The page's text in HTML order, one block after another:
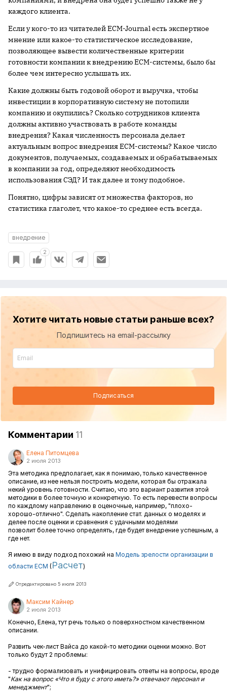
каждого клиента.
Если у кого-то из читателей ECM-Journal есть экспертное
мнение или какое-то статистическое исследование,
позволяющее вывести количественные критерии
готовности компании к внедрению ECM-системы, было бы
более чем интересно услышать их.
Какие должны быть годовой оборот и выручка, чтобы
инвестиции в корпоративную систему не потопили
компанию и окупились? Сколько сотрудников клиента
должны активно участвовать в работе команды
внедрения? Какая численность персонала делает
актуальным вопрос внедрения ECM-системы? Какое число
документов, получаемых, создаваемых и обрабатываемых
в компании за год, определяют необходимость
использования СЭД? И так далее и тому подобное.
Понятно, цифры зависят от множества факторов, но
статистика глаголет, что какое-то среднее есть всегда.
внедрение
2
Хотите читать новые статьи раньше всех?
Подпишитесь на email-рассылку
Подписаться
Комментарии 11
Елена Питомцева
2 июля 2013
Эта методика предполагает, как я понимаю, только качественное
описание, из нее нельзя построить модели, которая бы отражала
некий уровень готовности. Считаю, что это вариант развития этой
методики в более точную и конкретную. То есть перевести вопросы
по каждлому направлению в оценочные, например, "плохо-
хорошо-отлично". Сделать накопление стат. данных о моделях и
делее после оценки и сравнения с удачными моделями
позволит более точно определять, где будет внедрение успешным, а
где нет.
Я имею в виду подход похожий на Модель зрелости организации в
области ECM ( Расчет)
Отредактировано 5 июля 2013
Максим Кайнер
2 июля 2013
Конечно, Елена, тут речь только о поверхностном качественном
описании.
Развить чек-лист Вайса до какой-то методики оценки можно. Вот
только будут 2 проблемы:
- трудно формализовать и унифицировать ответы на вопросы, вроде
"Как на вопрос «Что я буду с этого иметь?» отвечают персонал и
менеджмент";